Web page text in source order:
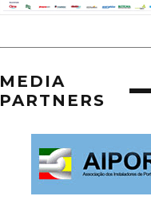
MEDIA
PARTNERS